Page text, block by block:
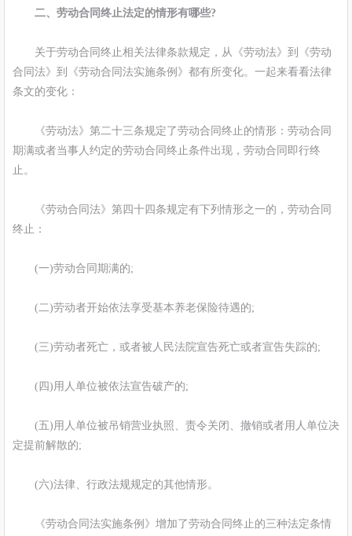
二、劳动合同终止法定的情形有哪些?
关于劳动合同终止相关法律条款规定，从《劳动法》到《劳动
合同法》到《劳动合同法实施条例》都有所变化。一起来看看法律
条文的变化：
《劳动法》第二十三条规定了劳动合同终止的情形：劳动合同
期满或者当事人约定的劳动合同终止条件出现，劳动合同即行终
止。
《劳动合同法》第四十四条规定有下列情形之一的，劳动合同
终止：
(一)劳动合同期满的;
(二)劳动者开始依法享受基本养老保险待遇的;
(三)劳动者死亡，或者被人民法院宣告死亡或者宣告失踪的;
(四)用人单位被依法宣告破产的;
(五)用人单位被吊销营业执照、责令关闭、撤销或者用人单位决
定提前解散的;
(六)法律、行政法规规定的其他情形。
《劳动合同法实施条例》增加了劳动合同终止的三种法定条情